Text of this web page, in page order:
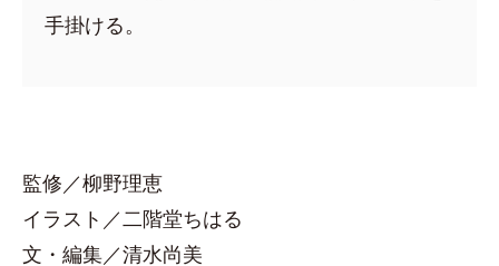
手掛ける。
監修／柳野理恵
イラスト／二階堂ちはる
文・編集／清水尚美